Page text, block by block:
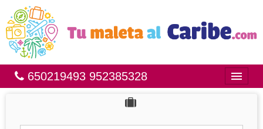
650219493 952385328
Bahía Príncipe